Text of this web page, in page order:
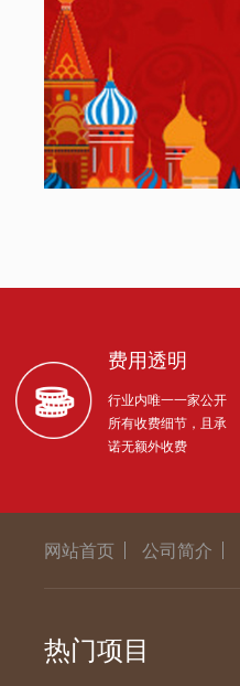
费用透明
行业内唯一一家公开
所有收费细节，且承
诺无额外收费
网站首页 公司简介
热门项目